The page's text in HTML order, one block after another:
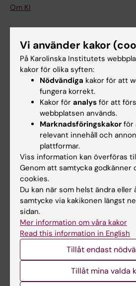
Om KI
På gång
Nyheter
Kalender
Student
Studentmejlen
Kurs- och programwebbar
Student på KI
Medarbetare
Medarbetarportalen
Kontakta och besök KI
Vi använder kakor
På Karolinska Institutets
kakor för olika syften:
Nödvändiga kakor för att
fungera korrekt.
Kakor för analys för att
webbplatsen används.
Marknadsföringskakor för
relevant innehåll och
plattformar.
Viss information kan överföras
Genom att samtycka godkänner
cookies.
Du kan när som helst ändra eller
samtycke via kakikonen längst
sidan.
Mer information om våra kakor
Read this information in English
Tillåt endast
Tillåt mina valda